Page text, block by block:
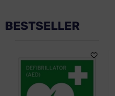
BESTSELLER